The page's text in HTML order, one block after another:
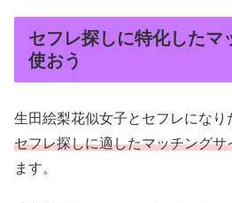
セフレ探しに特化したマ
使おう
生田絵梨花似女子とセフレになり
セフレ探しに適したマッチングサ
ます。